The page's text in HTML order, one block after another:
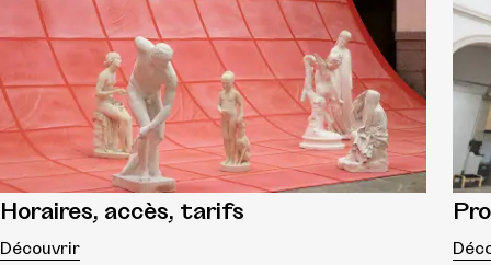
Horaires, accès, tarifs
Découvrir